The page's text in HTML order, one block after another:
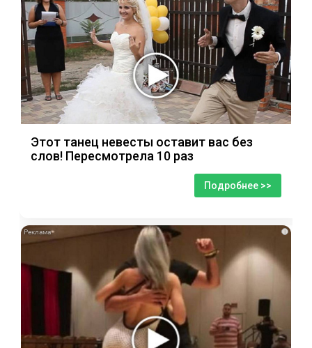
Этот танец невесты оставит вас без
слов! Пересмотрела 10 раз
Подробнее >>
i